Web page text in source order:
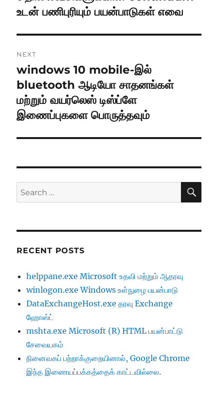
post:
உடன் பணிபுரியும் பயன்பாடுகள் எவை
NEXT
Next
post:
windows 10 mobile-இல்
bluetooth ஆடியோ சாதனங்கள்
மற்றும் வயர்லெஸ் டிஸ்ப்ளே
இணைப்புகளை பொருத்தவும்
Search
for:
RECENT POSTS
helppane.exe Microsoft உதவி மற்றும் ஆதரவு
winlogon.exe Windows உள்நுழை பயன்பாடு
DataExchangeHost.exe தரவு Exchange
ஹோஸ்ட்
mshta.exe Microsoft (R) HTML பயன்பாட்டு
சேவையகம்
நினைவகப் பற்றாக்குறையினால், Google Chrome
இந்த இணையப்பக்கத்தைக் காட்டவில்லை.